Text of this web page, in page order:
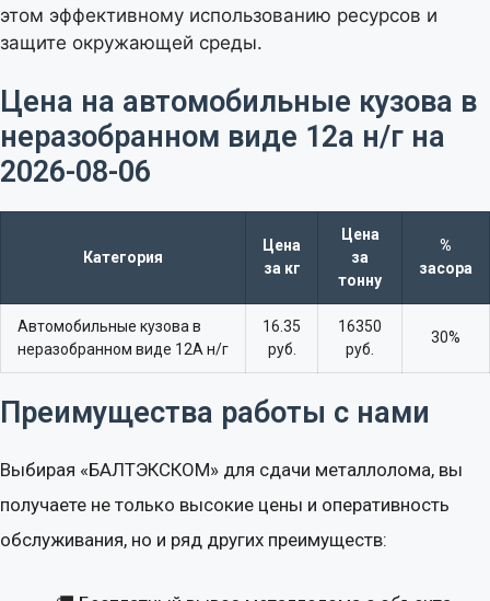
этом эффективному использованию ресурсов и
защите окружающей среды.
Цена на автомобильные кузова в
неразобранном виде 12а н/г на
2026-08-06​
Категория
Цена
за кг
Цена
за
тонну
%
засора
Автомобильные кузова в
неразобранном виде 12А н/г
16.35
руб.
16350
руб.
30%
Преимущества работы с нами
Выбирая «БАЛТЭКСКОМ» для сдачи металлолома, вы
получаете не только высокие цены и оперативность
обслуживания, но и ряд других преимуществ: